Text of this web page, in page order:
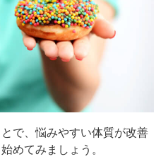
で、悩みやすい体質が改善
めてみましょう。